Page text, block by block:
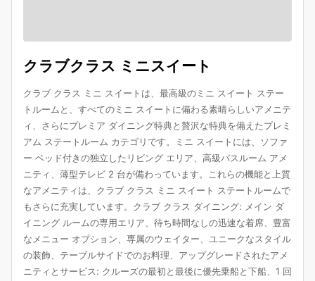
クラブクラス ミニスイート
クラブ クラス ミニ スイートは、最高級のミニ スイート ステー
トルームと、すべてのミニ スイートに備わる素晴らしいアメニテ
ィ、さらにプレミア ダイニング特典と贅沢な特典を備えたプレミ
アム ステートルーム カテゴリです。ミニ スイートには、ソファ
ー ベッド付きの独立したリビング エリア、高級バスルーム アメ
ニティ、薄型テレビ 2 台が備わっています。これらの機能と上質
なアメニティは、クラブ クラス ミニ スイート ステートルームで
もさらに充実しています。クラブ クラス ダイニング: メイン ダ
イニング ルームの専用エリア、待ち時間なしの迅速な着席、豊富
なメニュー オプション、専属のウェイター、ユニークなスタイル
の装飾、テーブルサイドでのお料理、アップグレードされたアメ
ニティとサービス: クルーズの最初と最後に優先乗船と下船、1 回